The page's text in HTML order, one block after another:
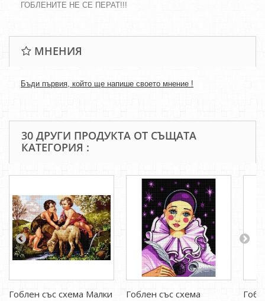
ГОБЛЕНИТЕ НЕ СЕ ПЕРАТ!!!
МНЕНИЯ
Бъди първия, който ще напише своето мнение !
30 ДРУГИ ПРОДУКТА ОТ СЪЩАТА
КАТЕГОРИЯ :
Гоблен със схема Малки
Гоблен със схема